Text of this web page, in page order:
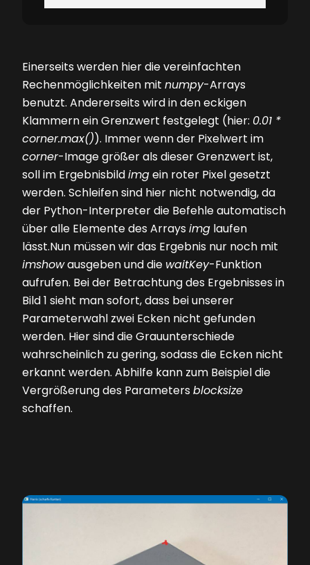
Einerseits werden hier die vereinfachten
Rechenmöglichkeiten mit numpy-Arrays
benutzt. Andererseits wird in den eckigen
Klammern ein Grenzwert festgelegt (hier: 0.01 *
corner.max()). Immer wenn der Pixelwert im
corner-Image größer als dieser Grenzwert ist,
soll im Ergebnisbildimgein roter Pixel gesetzt
werden. Schleifen sind hier nicht notwendig, da
der Python-Interpreter die Befehle automatisch
über alle Elemente des Arrays img laufen
lässt.Nun müssen wir das Ergebnis nur noch mit
imshowausgeben und die waitKey-Funktion
aufrufen. Bei der Betrachtung des Ergebnisses in
Bild 1 sieht man sofort, dass bei unserer
Parameterwahl zwei Ecken nicht gefunden
werden. Hier sind die Grauunterschiede
wahrscheinlich zu gering, sodass die Ecken nicht
erkannt werden. Abhilfe kann zum Beispiel die
Vergrößerung des Parameters blocksize
schaffen.